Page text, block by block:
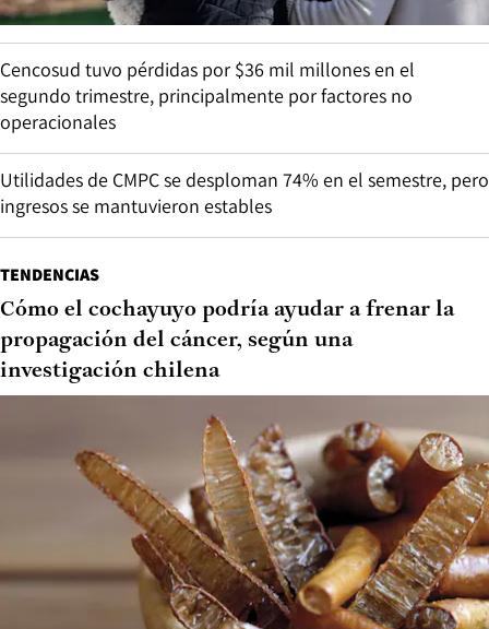
Cencosud tuvo pérdidas por $36 mil millones en el
segundo trimestre, principalmente por factores no
operacionales
Utilidades de CMPC se desploman 74% en el semestre, pero
ingresos se mantuvieron estables
TENDENCIAS
Cómo el cochayuyo podría ayudar a frenar la
propagación del cáncer, según una
investigación chilena